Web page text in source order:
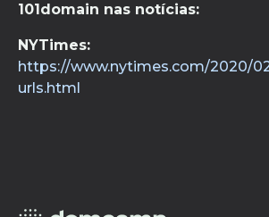
101domain nas notícias:
NYTimes:
https://www.nytimes.com/2020/
urls.html